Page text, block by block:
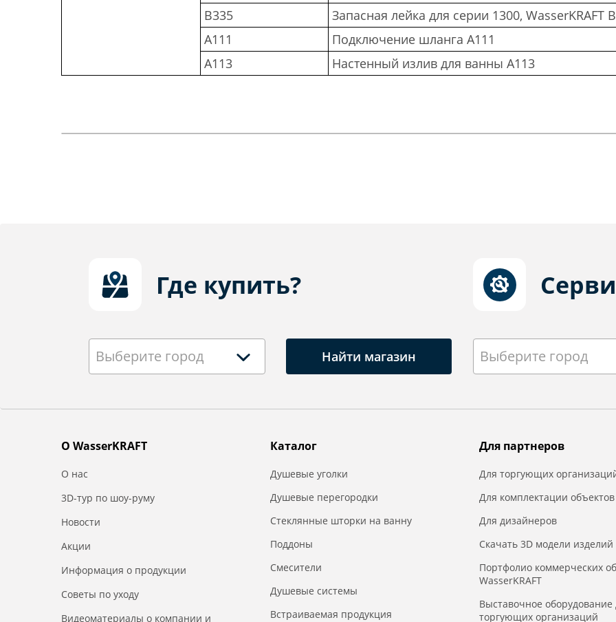
B335
A111
A113
Запасная лейка для серии 1300, WasserKRAFT
Подключение шланга A111
Настенный излив для ванны A113
Где купить?
Выберите город Найти магазин Выберите город
О WasserKRAFT
О нас
3D-тур по шоу-руму
Новости
Акции
Информация о продукции
Советы по уходу
Видеоматериалы о компании и
Каталог
Душевые уголки
Душевые перегородки
Стеклянные шторки на ванну
Поддоны
Смесители
Душевые системы
Встраиваемая продукция
Для партнеров
Для торгующих
Для комплектации объектов
Для дизайнеров
Скачать 3D модели изделий
Портфолио коммерческих
WasserKRAFT
Выставочное оборудование
торгующих организаций